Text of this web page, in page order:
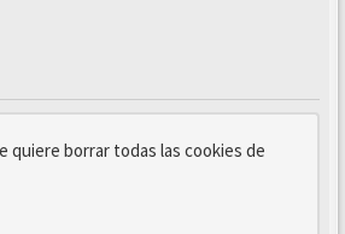
quiere borrar todas las cookies de